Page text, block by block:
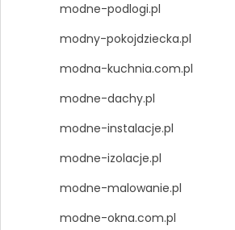
modne-podlogi.pl
modny-pokojdziecka.pl
modna-kuchnia.com.pl
modne-dachy.pl
modne-instalacje.pl
modne-izolacje.pl
modne-malowanie.pl
modne-okna.com.pl